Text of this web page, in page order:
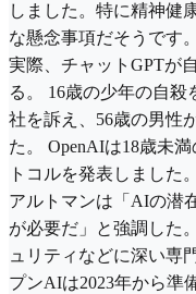
しました。特に精神健
な懸念事項だそうです。
実際、チャットGPTが
る。 16歳の少年の自
社を訴え、56歳の男性
た。 OpenAIは18歳未
トコルを発表しました。
アルトマンは「AIの潜
が必要だ」と強調した
ュリティなどに深い専
プンAIは2023年から準